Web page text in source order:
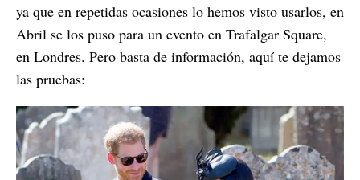
ya que en repetidas ocasiones lo hemos visto usarlos, en
Abril se los puso para un evento en Trafalgar Square,
en Londres. Pero basta de información, aquí te dejamos
las pruebas: